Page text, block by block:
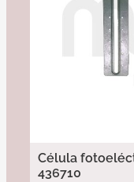
Célula
436710